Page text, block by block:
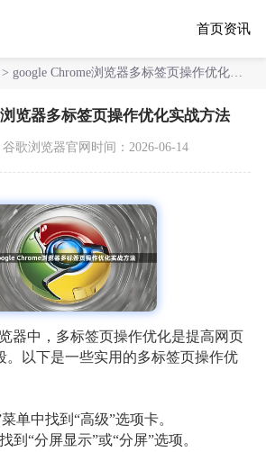
首页资讯
> google Chrome浏览器多标签页操作优化实
览器多标签页操作优化实战方法
谷歌浏览器官网 时间：2026-06-14
器中，多标签页操作优化是提高网页
。以下是一些实用的多标签页操作优
单中找到“高级”选项卡。
到“分屏显示”或“分屏”选项。